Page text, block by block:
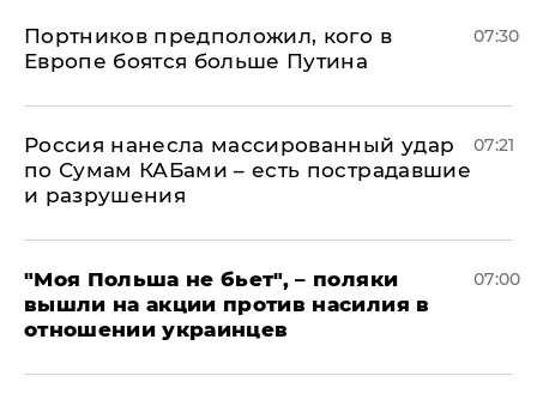
Портников предположил, кого в
Европе боятся больше Путина
07:30
Россия нанесла массированный удар
по Сумам КАБами – есть пострадавшие
и разрушения
07:21
"Моя Польша не бьет", – поляки
вышли на акции против насилия в
отношении украинцев
07:00